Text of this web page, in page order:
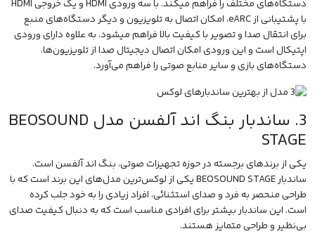
دستگاه‌های مختلف را فراهم میکند. با سه ورودی HDMI و یک خروجی HDMI
با پشتیبانی از eARC، امکان اتصال به تلویزیون و دیگر دستگاه‌های منبع
برای انتقال صدا و تصویر با کیفیت بالا فراهم میشود. به علاوه دارای ورودی
اپتیکال است و این ورودی امکان اتصال دیجیتال صدا از تلویزیون‌ها،
دستگاه‌های بازی و سایر منابع صوتی را فراهم می‌آورد.
3. ساندبار بنگ اند آلفسن مدل BEOSOUND
STAGE
یکی از برندهای برجسته در حوزه تجهیزات صوتی، بنگ اند آلفسن است.
ساندبار BEOSOUND STAGE
یکی از لوکس‌ترین مدل‌های این برند است که با
طراحی منحصر به فرد و صدای استثنائی، افراد زیادی را به خود جلب کرده
است. این ساندبار بیشتر برای افرادی مناسب است که به دنبال کیفیت صدای
بی‌نظیر و طراحی متمایز هستند.